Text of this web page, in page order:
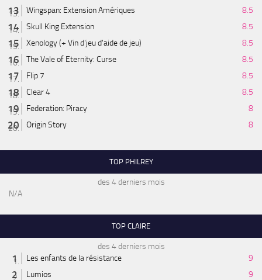
Wingspan: Extension Amériques
8.5
Skull King Extension
8.5
Xenology (+ Vin d'jeu d'aide de jeu)
8.5
The Vale of Eternity: Curse
8.5
Flip 7
8.5
Clear 4
8.5
Federation: Piracy
8
Origin Story
8
TOP PHILREY
des 4 derniers mois
N/A
TOP CLAIRE
des 4 derniers mois
Les enfants de la résistance
9
Lumios
9